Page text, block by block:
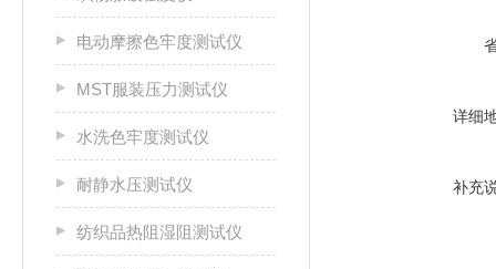
电动摩擦色牢度测试仪
MST服装压力测试仪
水洗色牢度测试仪
耐静水压测试仪
纺织品热阻湿阻测试仪
详细
补充